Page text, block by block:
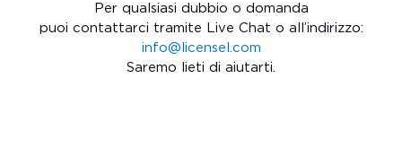
Per qualsiasi dubbio o domanda
puoi contattarci tramite Live Chat o all’indirizzo:
info@licensel.com
Saremo lieti di aiutarti.